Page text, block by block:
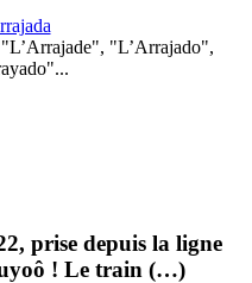
"L’Arrajado",
prise depuis la ligne
! Le train (…)